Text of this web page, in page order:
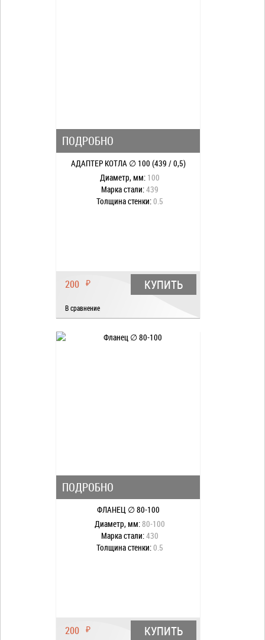
ПОДРОБНО
АДАПТЕР КОТЛА ∅ 100 (439 / 0,5)
Диаметр, мм: 100
Марка стали:439
Толщина стенки:0.5
200 ₽ КУПИТЬ
В сравнение
ПОДРОБНО
ФЛАНЕЦ ∅ 80-100
Диаметр, мм:80-100
Марка стали:430
Толщина стенки:0.5
200 ₽ КУПИТЬ